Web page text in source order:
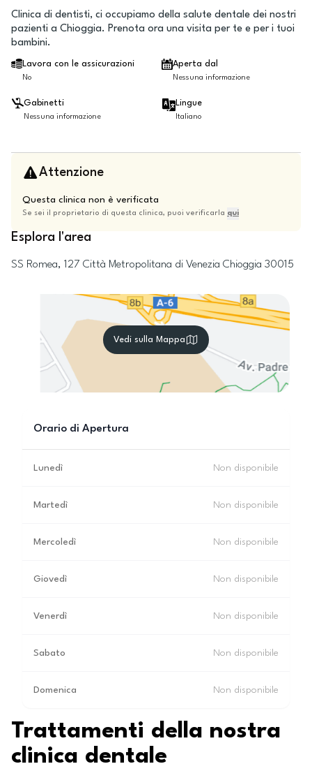
Clinica di dentisti, ci occupiamo della salute dentale dei nostri
pazienti a Chioggia. Prenota ora una visita per te e per i tuoi
bambini.
Lavora con le assicurazioni
No
Aperta dal
Nessuna informazione
Gabinetti
Nessuna informazione
Lingue
Italiano
Attenzione
Questa clinica non è verificata
Se sei il proprietario di questa clinica, puoi verificarla qui
Esplora l'area
SS Romea, 127 Città Metropolitana di Venezia Chioggia 30015
Vedi sulla Mappa
Orario di Apertura
Lunedì Non disponibile
Martedì Non disponibile
Mercoledì Non disponibile
Giovedì Non disponibile
Venerdì Non disponibile
Sabato Non disponibile
Domenica Non disponibile
Trattamenti della nostra
clinica dentale